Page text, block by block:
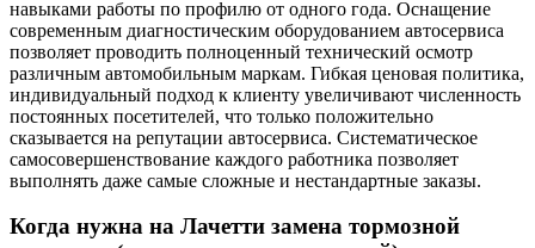
навыками работы по профилю от одного года. Оснащение
современным диагностическим оборудованием автосервиса
позволяет проводить полноценный технический осмотр
различным автомобильным маркам. Гибкая ценовая политика,
индивидуальный подход к клиенту увеличивают численность
постоянных посетителей, что только положительно
сказывается на репутации автосервиса. Систематическое
самосовершенствование каждого работника позволяет
выполнять даже самые сложные и нестандартные заказы.
Когда нужна на Лачетти замена тормозной